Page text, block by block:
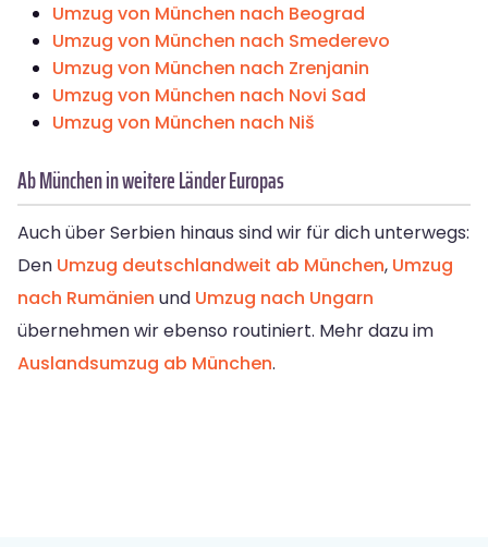
Umzug von München nach Beograd
Umzug von München nach Smederevo
Umzug von München nach Zrenjanin
Umzug von München nach Novi Sad
Umzug von München nach Niš
Ab München in weitere Länder Europas
Auch über Serbien hinaus sind wir für dich unterwegs:
Den Umzug deutschlandweit ab München, Umzug
nach Rumänien und Umzug nach Ungarn
übernehmen wir ebenso routiniert. Mehr dazu im
Auslandsumzug ab München.